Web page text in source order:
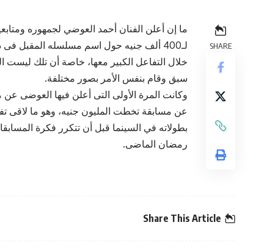
SHARE
ما إن أعلن الفنان أحمد العوضي لجمهوره
لـ400 ألف جنيه حول اسم مسلسله
خلال التفاعل الكبير معها، خاصة أن تلك ليست
سبق وقام بنفس الأمر بصور مختلفة.
وكانت المرة الأولى التى أعلن فيها العوضى
عن مسابقة تخطت المليون جنيه، وهو ما لاقى
بطولاته في السينما قبل أن تتكرر فكرة
رمضان الماضى.
Share This Article